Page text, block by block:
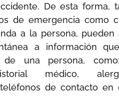
De esta forma,
de emergencia como
a la persona, pueden
a información
una persona,
médico,
de contacto en